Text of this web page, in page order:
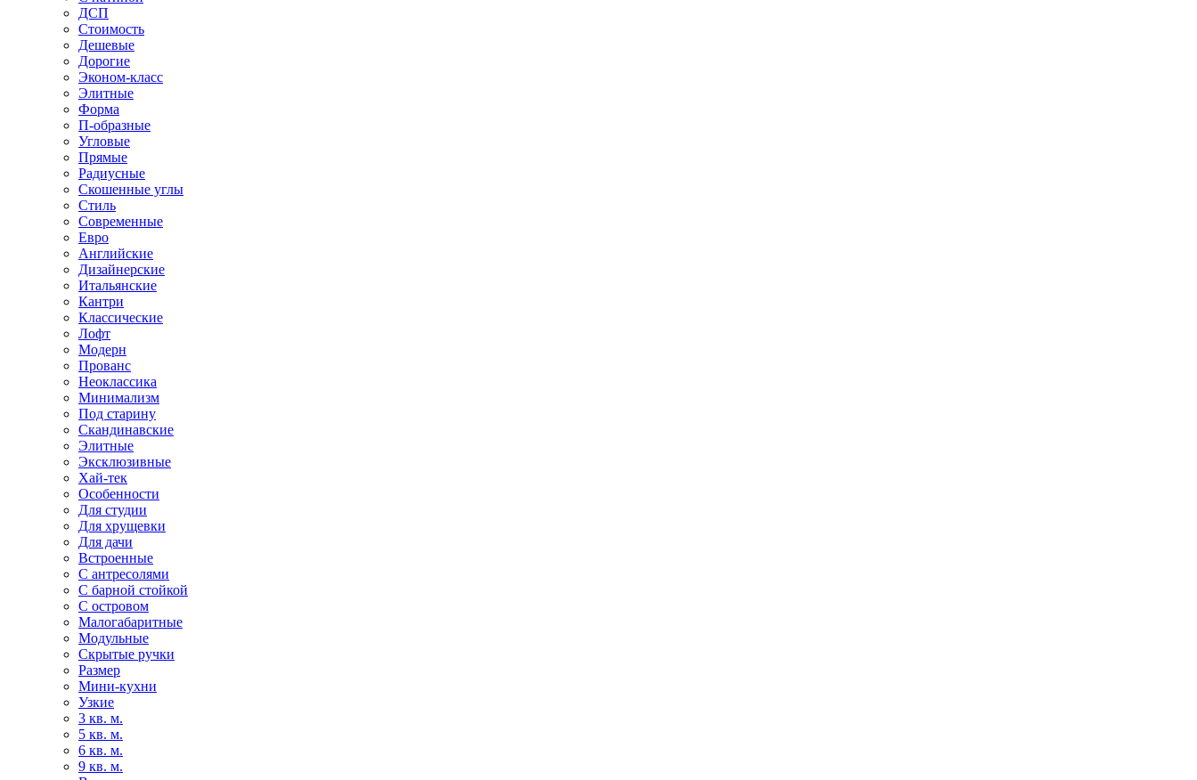
ДСП
Стоимость
Дешевые
Дорогие
Эконом-класс
Элитные
Форма
П-образные
Угловые
Прямые
Радиусные
Скошенные углы
Стиль
Современные
Евро
Английские
Дизайнерские
Итальянские
Кантри
Классические
Лофт
Модерн
Прованс
Неоклассика
Минимализм
Под старину
Скандинавские
Элитные
Эксклюзивные
Хай-тек
Особенности
Для студии
Для хрущевки
Для дачи
Встроенные
С антресолями
С барной стойкой
С островом
Малогабаритные
Модульные
Скрытые ручки
Размер
Мини-кухни
Узкие
3 кв. м.
5 кв. м.
6 кв. м.
9 кв. м.